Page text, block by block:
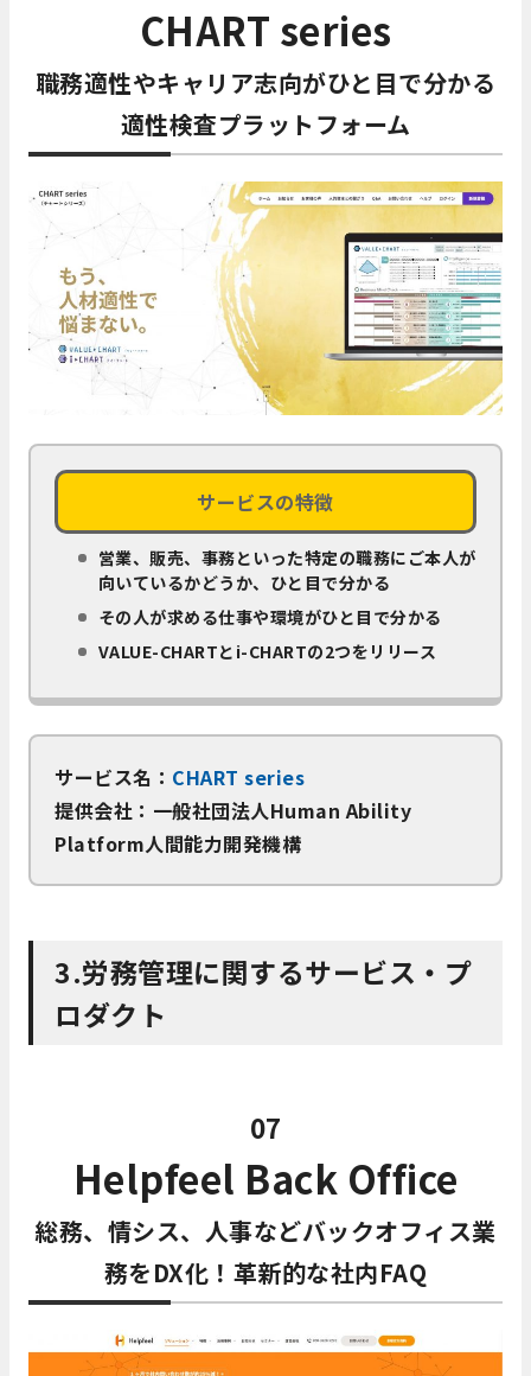
CHART series
職務適性やキャリア志向がひと目で分かる
適性検査プラットフォーム
サービスの特徴
営業、販売、事務といった特定の職務にご本人が
向いているかどうか、ひと目で分かる
その人が求める仕事や環境がひと目で分かる
VALUE-CHARTとi-CHARTの2つをリリース
サービス名： CHART series
提供会社：一般社団法人Human Ability
Platform人間能力開発機構
3.労務管理に関するサービス・プ
ロダクト
07
Helpfeel Back Office
総務、情シス、人事などバックオフィス業
務をDX化！革新的な社内FAQ